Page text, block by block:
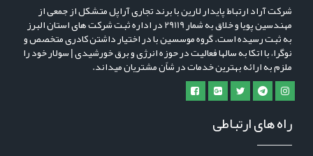
شرکت آراد ارتباط پایدار لارین با برند تجاری آراپل متشکل از جمعی از
مهندسین پویا و خلاق به شمار 29119 در اداره ثبت شرکت های استان البرز
به ثبت رسیده است. گروه موسسین با در اختیار داشتن کادری متخصص و
نوگرا، با اتکا به سالها فعالیت در حوزه انرژی و برق خورشیدی | سولار خود را
ملزم به ارائه بهترین خدمات در شاًن مشتریان میداند.
راه های ارتباطی